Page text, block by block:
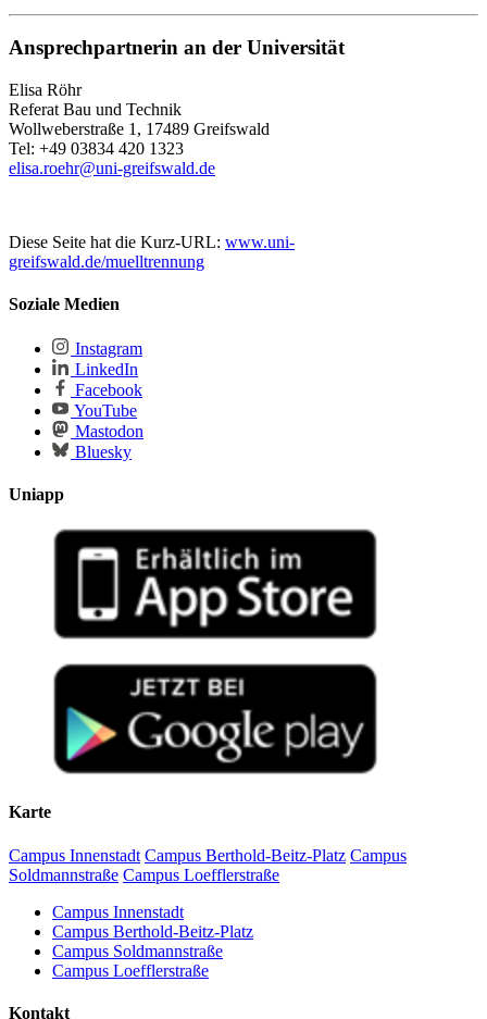
Ansprechpartnerin an der Universität
Elisa Röhr
Referat Bau und Technik
Wollweberstraße 1, 17489 Greifswald
Tel: +49 03834 420 1323
elisa.roehr@uni-greifswald.de
Diese Seite hat die Kurz-URL: www.uni-
greifswald.de/muelltrennung
Soziale Medien
Instagram
LinkedIn
Facebook
YouTube
Mastodon
Bluesky
Uniapp
Karte
Campus Innenstadt Campus Berthold-Beitz-Platz Campus
Soldmannstraße Campus Loefflerstraße
Campus Innenstadt
Campus Berthold-Beitz-Platz
Campus Soldmannstraße
Campus Loefflerstraße
Kontakt